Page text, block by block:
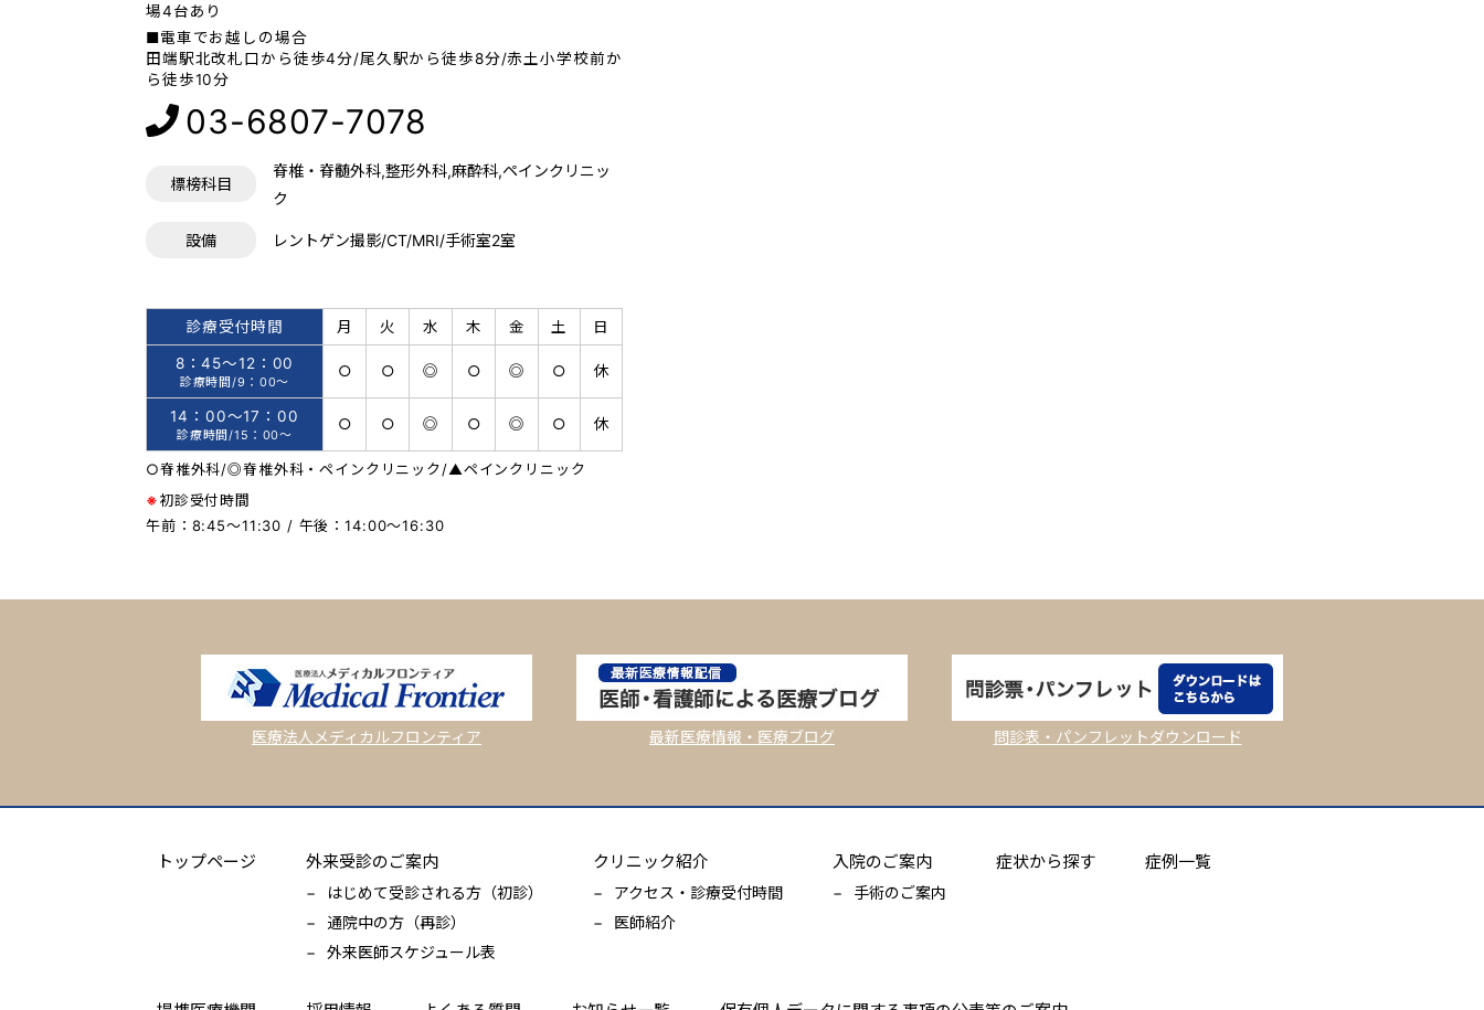
場4台あり
■電車でお越しの場合
田端駅北改札口から徒歩4分/尾久駅から徒歩8分/赤土小学校前か
ら徒歩10分
03-6807-7078
標榜科目
脊椎・脊髄外科,整形外科,麻酔科,ペインクリニッ
ク
設備 レントゲン撮影/CT/MRI/手術室2室
診療受付時間 月 火 水 木 金 土 日
8：45〜12：00
診療時間/9：00〜
○ ○ ◎ ○ ◎ ○ 休
14：00〜17：00
診療時間/15：00〜
○ ○ ◎ ○ ◎ ○ 休
○脊椎外科/◎脊椎外科・ペインクリニック/▲ペインクリニック
※初診受付時間
午前：8:45〜11:30 / 午後：14:00〜16:30
医療法人メディカルフロンティア 最新医療情報・医療ブログ 問診表・パンフレットダウンロード
トップページ 外来受診のご案内
はじめて受診される方（初診）
通院中の方（再診）
外来医師スケジュール表
クリニック紹介
アクセス・診療受付時間
医師紹介
入院のご案内
手術のご案内
症状から探す 症例一覧